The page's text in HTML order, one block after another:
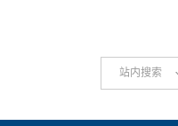
站内搜索